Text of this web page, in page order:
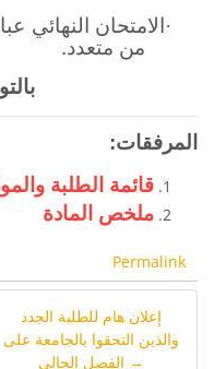
·
من متعدد.
المرفقات:
قائمة الطلبة
ملخص المادة
Permalink
إعلان هام للطلبة الجدد
والذين التحقوا بالجامعة على
الفصل الحالي →